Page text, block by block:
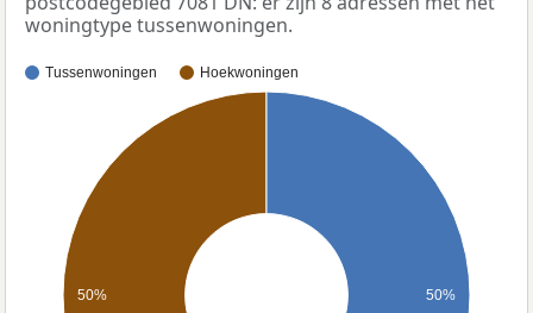
woningtype tussenwoningen.
Tussenwoningen Hoekwoningen
50% 50%